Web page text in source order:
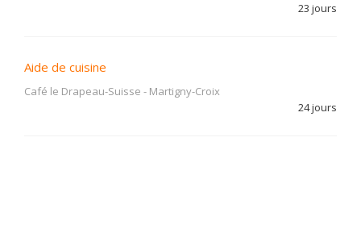
23 jours
Aide de cuisine
Café le Drapeau-Suisse - Martigny-Croix
24 jours